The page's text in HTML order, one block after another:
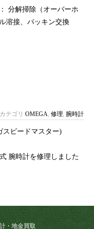
分解掃除（オーバーホ
溶接、パッキン交換
テゴリ OMEGA, 修理, 腕時計
スピードマスター)
腕時計を修理しました
・地金買取